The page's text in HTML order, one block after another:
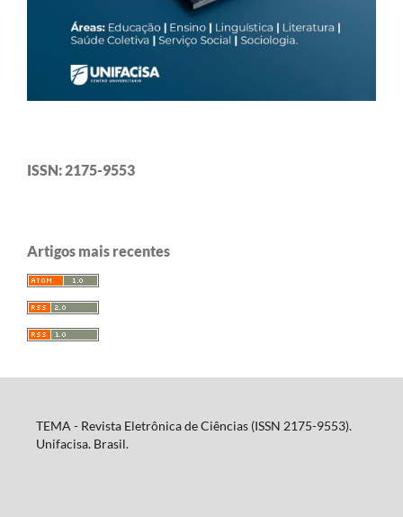
ISSN: 2175-9553
Artigos mais recentes
TEMA - Revista Eletrônica de Ciências (ISSN 2175-9553).
Unifacisa. Brasil.